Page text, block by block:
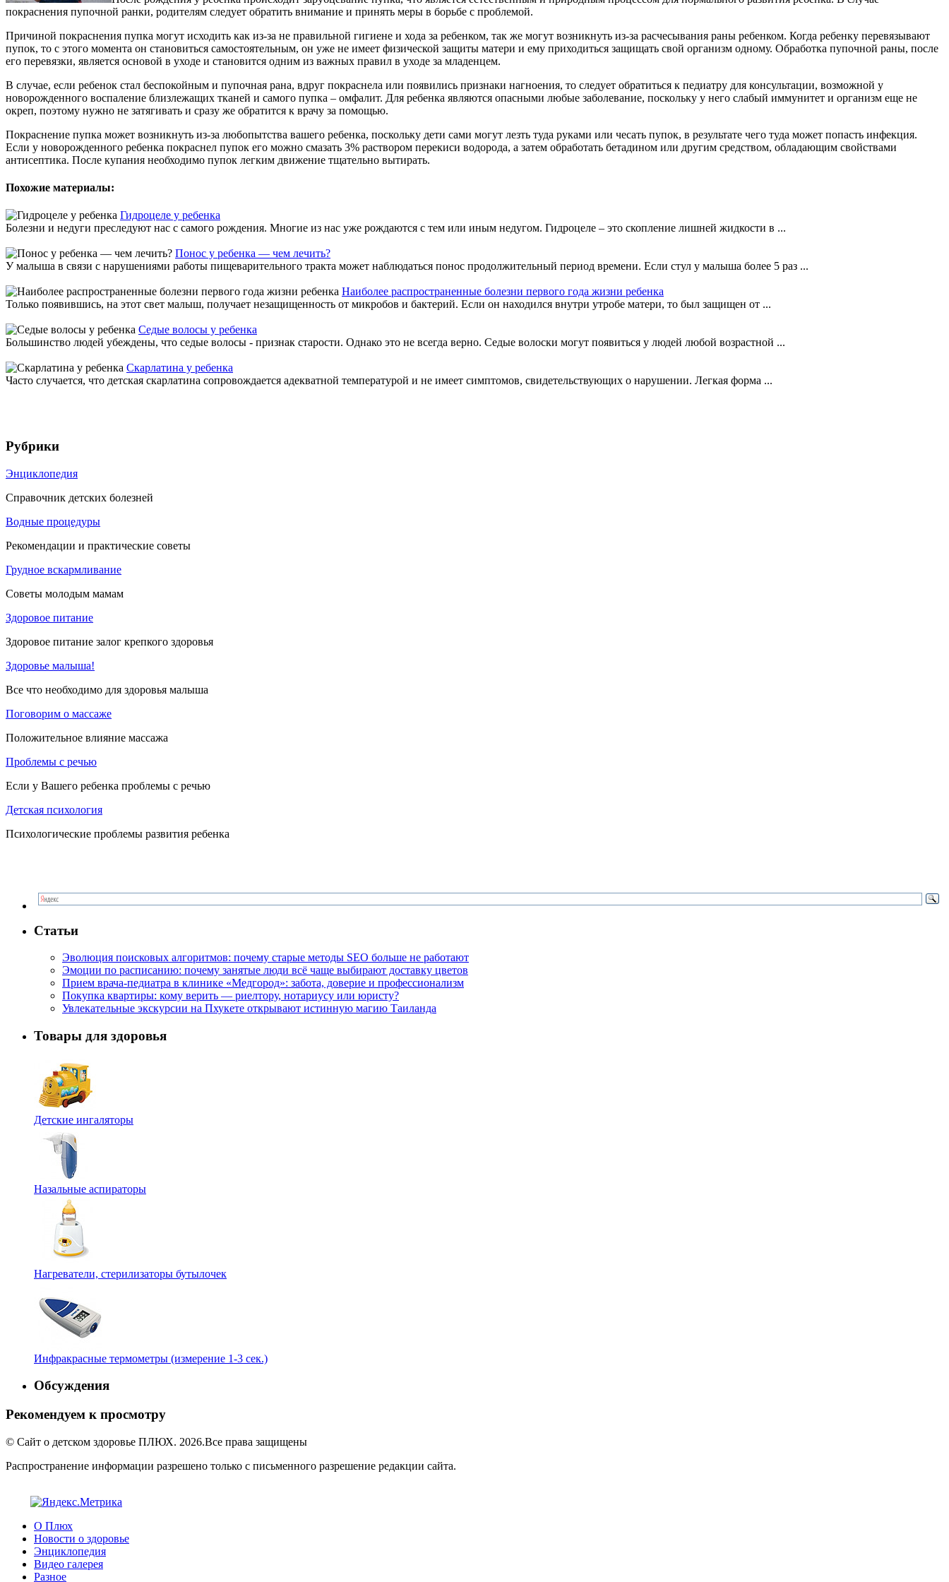
покраснения пупочной ранки, родителям следует обратить внимание и принять меры в борьбе с проблемой.
Причиной покраснения пупка могут исходить как из-за не правильной гигиене и хода за ребенком, так же могут возникнуть из-за расчесывания раны ребенком. Когда ребенку перевязывают
пупок, то с этого момента он становиться самостоятельным, он уже не имеет физической защиты матери и ему приходиться защищать свой организм одному. Обработка пупочной раны, после
его перевязки, является основой в уходе и становится одним из важных правил в уходе за младенцем.
В случае, если ребенок стал беспокойным и пупочная рана, вдруг покраснела или появились признаки нагноения, то следует обратиться к педиатру для консультации, возможной у
новорожденного воспаление близлежащих тканей и самого пупка – омфалит. Для ребенка являются опасными любые заболевание, поскольку у него слабый иммунитет и организм еще не
окреп, поэтому нужно не затягивать и сразу же обратится к врачу за помощью.
Покраснение пупка может возникнуть из-за любопытства вашего ребенка, поскольку дети сами могут лезть туда руками или чесать пупок, в результате чего туда может попасть инфекция.
Если у новорожденного ребенка покраснел пупок его можно смазать 3% раствором перекиси водорода, а затем обработать бетадином или другим средством, обладающим свойствами
антисептика. После купания необходимо пупок легким движение тщательно вытирать.
Похожие материалы:
Гидроцеле у ребенка
Болезни и недуги преследуют нас с самого рождения. Многие из нас уже рождаются с тем или иным недугом. Гидроцеле – это скопление лишней жидкости в ...
Понос у ребенка — чем лечить?
У малыша в связи с нарушениями работы пищеварительного тракта может наблюдаться понос продолжительный период времени. Если стул у малыша более 5 раз ...
Наиболее распространенные болезни первого года жизни ребенка
Только появившись, на этот свет малыш, получает незащищенность от микробов и бактерий. Если он находился внутри утробе матери, то был защищен от ...
Седые волосы у ребенка
Большинство людей убеждены, что седые волосы - признак старости. Однако это не всегда верно. Седые волоски могут появиться у людей любой возрастной ...
Скарлатина у ребенка
Часто случается, что детская скарлатина сопровождается адекватной температурой и не имеет симптомов, свидетельствующих о нарушении. Легкая форма ...
Рубрики
Энциклопедия
Справочник детских болезней
Водные процедуры
Рекомендации и практические советы
Грудное вскармливание
Советы молодым мамам
Здоровое питание
Здоровое питание залог крепкого здоровья
Здоровье малыша!
Все что необходимо для здоровья малыша
Поговорим о массаже
Положительное влияние массажа
Проблемы с речью
Если у Вашего ребенка проблемы с речью
Детская психология
Психологические проблемы развития ребенка
Статьи
Эволюция поисковых алгоритмов: почему старые методы SEO больше не работают
Эмоции по расписанию: почему занятые люди всё чаще выбирают доставку цветов
Прием врача-педиатра в клинике «Медгород»: забота, доверие и профессионализм
Покупка квартиры: кому верить — риелтору, нотариусу или юристу?
Увлекательные экскурсии на Пхукете открывают истинную магию Таиланда
Товары для здоровья
Детские ингаляторы
Назальные аспираторы
Нагреватели, стерилизаторы бутылочек
Инфракрасные термометры (измерение 1-3 сек.)
Обсуждения
Рекомендуем к просмотру
© Сайт о детском здоровье ПЛЮХ. 2026.Все права защищены
Распространение информации разрешено только с письменного разрешение редакции сайта.
О Плюх
Новости о здоровье
Энциклопедия
Видео галерея
Разное